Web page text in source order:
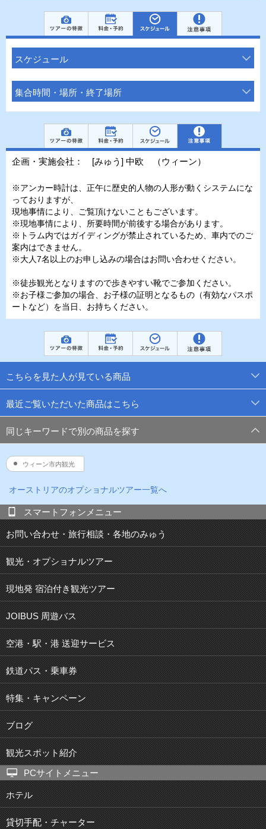
スケジュール
集合時間・場所・終了場所
企画・実施会社： [みゅう] 中欧 （ウィーン）
※アンカー時計は、正午に歴史的人物の人形が動くシステムにな
っておりますが、
現地事情により、ご覧頂けないこともございます。
※現地事情により、所要時間が前後する場合があります。
※トラム内ではガイディングが禁止されているため、車内でのご
案内はできません。
※大人7名以上のお申し込みの場合はお問い合わせください。
※徒歩観光となりますので歩きやすい靴でご参加ください。
※お子様ご参加の場合、お子様の証明となるもの（有効なパスポ
ートなど）を当日、お持ちください。
こちらを見た人が見ている商品
最近ご覧いただいた商品はこちら
同じキーワードで別の商品を探す
ウィーン市内観光
オーストリアのオプショナルツアー一覧へ
スマートフォンメニュー
お問い合わせ・旅行相談・各地のみゅう
観光・オプショナルツアー
現地発 宿泊付き観光ツアー
JOIBUS 周遊バス
空港・駅・港 送迎サービス
鉄道パス・乗車券
特集・キャンペーン
ブログ
観光スポット紹介
PCサイトメニュー
ホテル
貸切手配・チャーター